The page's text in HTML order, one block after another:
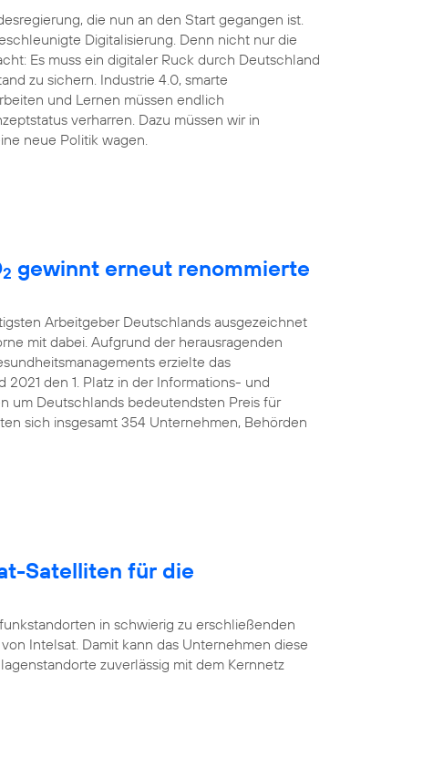
die nun an den Start gegangen ist.
Digitalisierung. Denn nicht nur die
Es muss ein digitaler Ruck durch Deutschland
zu sichern. Industrie 4.0, smarte
und Lernen müssen endlich
verharren. Dazu müssen wir in
neue Politik wagen.
2 gewinnt erneut renommierte
Arbeitgeber Deutschlands ausgezeichnet
mit dabei. Aufgrund der herausragenden
erzielte das
den 1. Platz in der Informations- und
um Deutschlands bedeutendsten Preis für
sich insgesamt 354 Unternehmen, Behörden
Satelliten für die
in schwierig zu erschließenden
Intelsat. Damit kann das Unternehmen diese
zuverlässig mit dem Kernnetz